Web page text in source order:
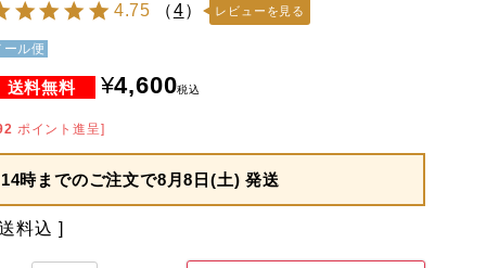
4.75 （4） レビューを見る
ール便
¥4,600税込
ポイント進呈]
14時までのご注文で8月8日(土) 発送
料込